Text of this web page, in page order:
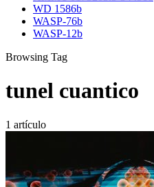
WD 1586b
WASP-76b
WASP-12b
Browsing Tag
tunel cuantico
1 artículo